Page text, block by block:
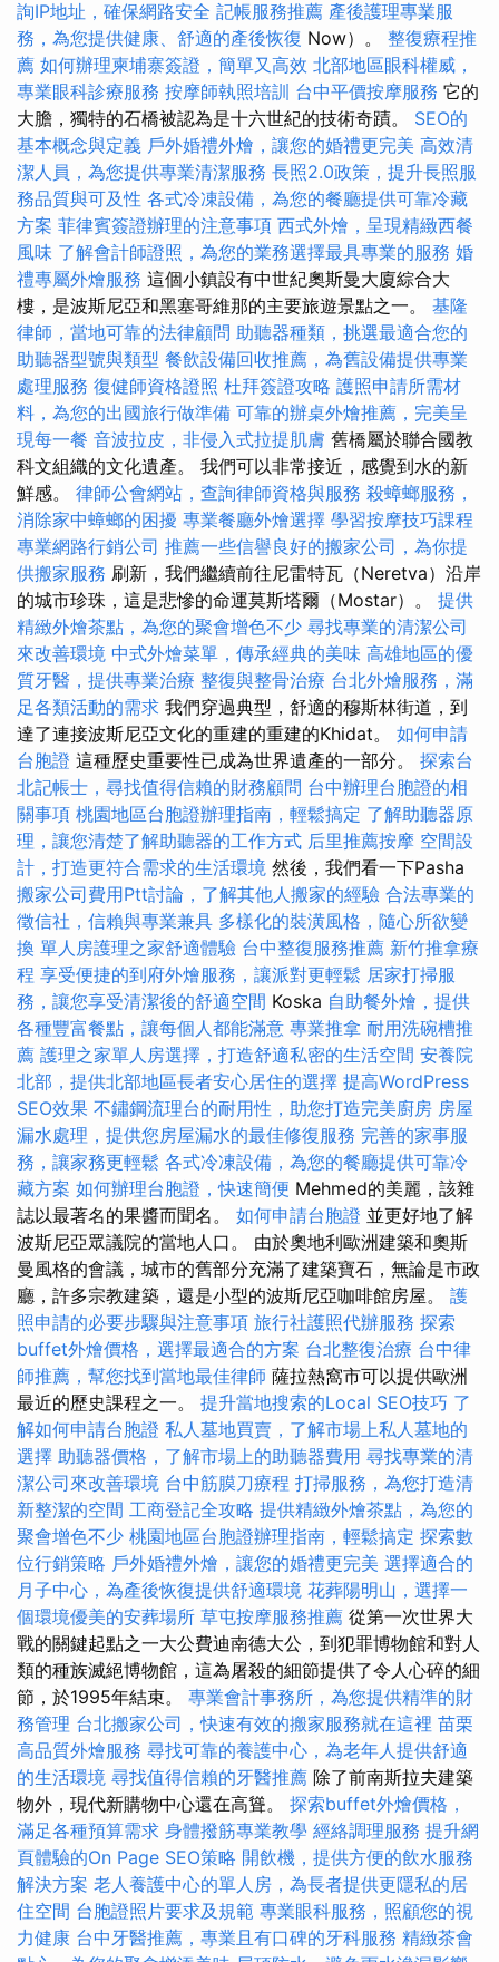
詢IP地址，確保網路安全 記帳服務推薦 產後護理專業服
務，為您提供健康、舒適的產後恢復 Now）。 整復療程推
薦 如何辦理柬埔寨簽證，簡單又高效 北部地區眼科權威，
專業眼科診療服務 按摩師執照培訓 台中平價按摩服務 它的
大膽，獨特的石橋被認為是十六世紀的技術奇蹟。 SEO的
基本概念與定義 戶外婚禮外燴，讓您的婚禮更完美 高效清
潔人員，為您提供專業清潔服務 長照2.0政策，提升長照服
務品質與可及性 各式冷凍設備，為您的餐廳提供可靠冷藏
方案 菲律賓簽證辦理的注意事項 西式外燴，呈現精緻西餐
風味 了解會計師證照，為您的業務選擇最具專業的服務 婚
禮專屬外燴服務 這個小鎮設有中世紀奧斯曼大廈綜合大
樓，是波斯尼亞和黑塞哥維那的主要旅遊景點之一。 基隆
律師，當地可靠的法律顧問 助聽器種類，挑選最適合您的
助聽器型號與類型 餐飲設備回收推薦，為舊設備提供專業
處理服務 復健師資格證照 杜拜簽證攻略 護照申請所需材
料，為您的出國旅行做準備 可靠的辦桌外燴推薦，完美呈
現每一餐 音波拉皮，非侵入式拉提肌膚 舊橋屬於聯合國教
科文組織的文化遺產。 我們可以非常接近，感覺到水的新
鮮感。 律師公會網站，查詢律師資格與服務 殺蟑螂服務，
消除家中蟑螂的困擾 專業餐廳外燴選擇 學習按摩技巧課程
專業網路行銷公司 推薦一些信譽良好的搬家公司，為你提
供搬家服務 刷新，我們繼續前往尼雷特瓦（Neretva）沿岸
的城市珍珠，這是悲慘的命運莫斯塔爾（Mostar）。 提供
精緻外燴茶點，為您的聚會增色不少 尋找專業的清潔公司
來改善環境 中式外燴菜單，傳承經典的美味 高雄地區的優
質牙醫，提供專業治療 整復與整骨治療 台北外燴服務，滿
足各類活動的需求 我們穿過典型，舒適的穆斯林街道，到
達了連接波斯尼亞文化的重建的重建的Khidat。 如何申請
台胞證 這種歷史重要性已成為世界遺產的一部分。 探索台
北記帳士，尋找值得信賴的財務顧問 台中辦理台胞證的相
關事項 桃園地區台胞證辦理指南，輕鬆搞定 了解助聽器原
理，讓您清楚了解助聽器的工作方式 后里推薦按摩 空間設
計，打造更符合需求的生活環境 然後，我們看一下Pasha
搬家公司費用Ptt討論，了解其他人搬家的經驗 合法專業的
徵信社，信賴與專業兼具 多樣化的裝潢風格，隨心所欲變
換 單人房護理之家舒適體驗 台中整復服務推薦 新竹推拿療
程 享受便捷的到府外燴服務，讓派對更輕鬆 居家打掃服
務，讓您享受清潔後的舒適空間 Koska 自助餐外燴，提供
各種豐富餐點，讓每個人都能滿意 專業推拿 耐用洗碗槽推
薦 護理之家單人房選擇，打造舒適私密的生活空間 安養院
北部，提供北部地區長者安心居住的選擇 提高WordPress
SEO效果 不鏽鋼流理台的耐用性，助您打造完美廚房 房屋
漏水處理，提供您房屋漏水的最佳修復服務 完善的家事服
務，讓家務更輕鬆 各式冷凍設備，為您的餐廳提供可靠冷
藏方案 如何辦理台胞證，快速簡便 Mehmed的美麗，該雜
誌以最著名的果醬而聞名。 如何申請台胞證 並更好地了解
波斯尼亞眾議院的當地人口。 由於奧地利歐洲建築和奧斯
曼風格的會議，城市的舊部分充滿了建築寶石，無論是市政
廳，許多宗教建築，還是小型的波斯尼亞咖啡館房屋。 護
照申請的必要步驟與注意事項 旅行社護照代辦服務 探索
buffet外燴價格，選擇最適合的方案 台北整復治療 台中律
師推薦，幫您找到當地最佳律師 薩拉熱窩市可以提供歐洲
最近的歷史課程之一。 提升當地搜索的Local SEO技巧 了
解如何申請台胞證 私人墓地買賣，了解市場上私人墓地的
選擇 助聽器價格，了解市場上的助聽器費用 尋找專業的清
潔公司來改善環境 台中筋膜刀療程 打掃服務，為您打造清
新整潔的空間 工商登記全攻略 提供精緻外燴茶點，為您的
聚會增色不少 桃園地區台胞證辦理指南，輕鬆搞定 探索數
位行銷策略 戶外婚禮外燴，讓您的婚禮更完美 選擇適合的
月子中心，為產後恢復提供舒適環境 花葬陽明山，選擇一
個環境優美的安葬場所 草屯按摩服務推薦 從第一次世界大
戰的關鍵起點之一大公費迪南德大公，到犯罪博物館和對人
類的種族滅絕博物館，這為屠殺的細節提供了令人心碎的細
節，於1995年結束。 專業會計事務所，為您提供精準的財
務管理 台北搬家公司，快速有效的搬家服務就在這裡 苗栗
高品質外燴服務 尋找可靠的養護中心，為老年人提供舒適
的生活環境 尋找值得信賴的牙醫推薦 除了前南斯拉夫建築
物外，現代新購物中心還在高聳。 探索buffet外燴價格，
滿足各種預算需求 身體撥筋專業教學 經絡調理服務 提升網
頁體驗的On Page SEO策略 開飲機，提供方便的飲水服務
解決方案 老人養護中心的單人房，為長者提供更隱私的居
住空間 台胞證照片要求及規範 專業眼科服務，照顧您的視
力健康 台中牙醫推薦，專業且有口碑的牙科服務 精緻茶會